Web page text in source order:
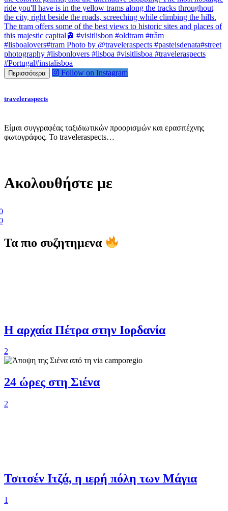
Περισσότερα Follow on Instagram
traveleraspects
Είμαι συγγραφέας ταξιδιωτικών προορισμών και ερασιτέχνης
φωτογράφος. Το traveleraspects…
Ακολουθήστε με
Τα πιο συζητημενα
Η αρχαία Πέτρα στην Ιορδανία
2
24 ώρες στη Σιένα
2
Τσιτσέν Ιτζά, η ιερή πόλη των Μάγια
1